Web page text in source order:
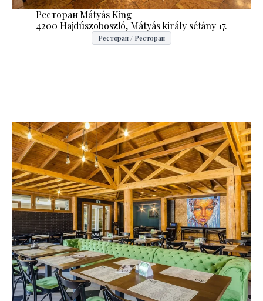
Ресторан Mátyás King
4200 Hajdúszoboszló, Mátyás király sétány 17.
Ресторан / Ресторан